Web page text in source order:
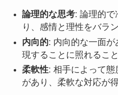
論理的な思考: 論理的で
り、感情と理性をバラ
内向的: 内向的な一面が
現することに照れるこ
柔軟性: 相手によって態
があり、柔軟な対応が得